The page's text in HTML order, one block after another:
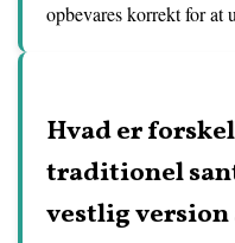
opbevares korrekt for at
Hvad er
traditionel
vestlig